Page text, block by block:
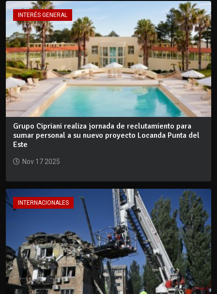
INTERÉS GENERAL
Grupo Cipriani realiza jornada de reclutamiento para
sumar personal a su nuevo proyecto Locanda Punta del
Este
Nov 17 2025
INTERNACIONALES